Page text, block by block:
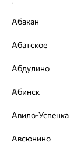
Артикул:01Б720376
Абакан
Абатское
Абдулино
Абинск
Авило-Успенка
Авсюнино